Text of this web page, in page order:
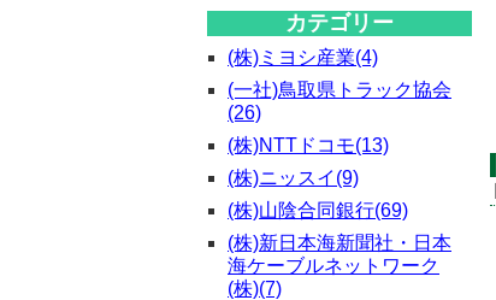
カテゴリー
(株)ミヨシ産業(4)
(一社)鳥取県トラック協会
(26)
(株)NTTドコモ(13)
(株)ニッスイ(9)
(株)山陰合同銀行(69)
(株)新日本海新聞社・日本
海ケーブルネットワーク
(株)(7)